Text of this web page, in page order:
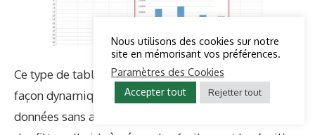
Ce type de tableau est très utile pour obtenir de
façon dynamique des résultats à partir de vos
données sans avoir à faire des opérations des tris ou
Nous utilisons des cookies sur notre
site en mémorisant vos préférences.
Paramètres des Cookies
Accepter tout Rejetter tout